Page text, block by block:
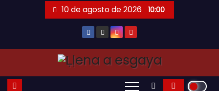
10 de agosto de 2026 10:00